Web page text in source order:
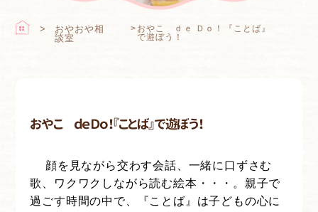
おやおや相
談室
> おやこ ｄｅ Ｄｏ！『ことば』
で遊ぼう！
おやこ ｄｅ Ｄｏ！『ことば』で遊ぼう！
顔を見ながら交わす会話、一緒に口ずさむ
歌、ワクワクしながら読む絵本・・・。親子で
過ごす時間の中で、『ことば』は子どもの心に